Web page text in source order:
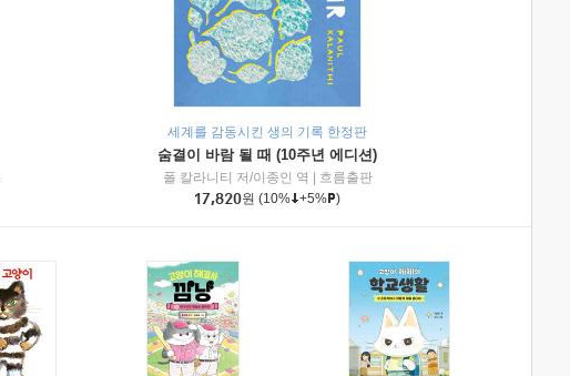
미래엔아이세움
세계를 감동시킨 생의 기록 한정판
숨결이 바람 될 때 (10주년 에디션)
폴 칼라니티 저/이종인 역
흐름출판
17,820원 (10% +5% )